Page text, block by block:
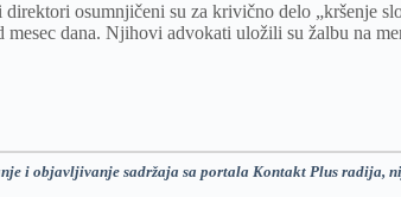
direktori osumnjičeni su za krivično delo „kršenje
mesec dana. Njihovi advokati uložili su žalbu na
i objavljivanje sadržaja sa portala Kontakt Plus radija,